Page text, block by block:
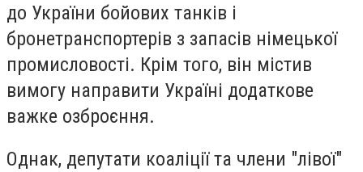
до України бойових танків і
бронетранспортерів з запасів німецької
промисловості. Крім того, він містив
вимогу направити Україні додаткове
важке озброєння.
Однак, депутати коаліції та члени "лівої"